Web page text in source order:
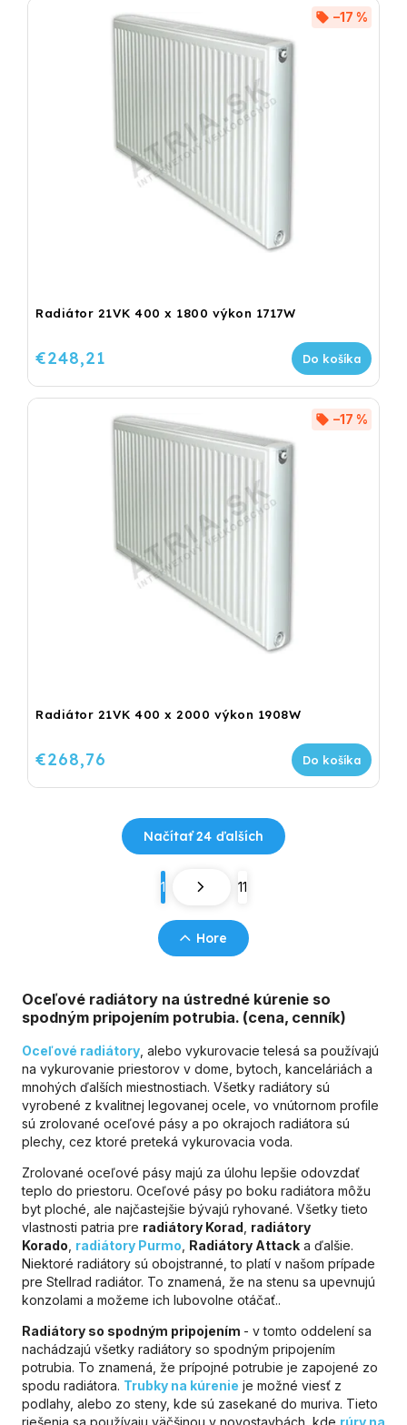
Radiátor 21VK 400 x 1800 výkon 1717W
–17 %
€248,21 Do košíka
Radiátor 21VK 400 x 2000 výkon 1908W
–17 %
€268,76 Do košíka
Načítať 24 ďalších
1 11
Hore
Oceľové radiátory na ústredné kúrenie so
spodným pripojením potrubia. (cena, cenník)
Oceľové radiátory , alebo vykurovacie telesá sa používajú
na vykurovanie priestorov v dome, bytoch, kanceláriách a
mnohých ďalších miestnostiach. Všetky radiátory sú
vyrobené z kvalitnej legovanej ocele, vo vnútornom profile
sú zrolované oceľové pásy a po okrajoch radiátora sú
plechy, cez ktoré preteká vykurovacia voda.
Zrolované oceľové pásy majú za úlohu lepšie odovzdať
teplo do priestoru. Oceľové pásy po boku radiátora môžu
byt ploché, ale najčastejšie bývajú ryhované. Všetky tieto
vlastnosti patria pre radiátory Korad radiátory
Korado radiátory Purmo Radiátory Attack a ďalšie.
Niektoré radiátory sú obojstranné, to platí v našom prípade
pre Stellrad radiátor. To znamená, že na stenu sa upevnujú
konzolami a možeme ich lubovolne otáčať..
Radiátory so spodným pripojením - v tomto oddelení sa
nachádzajú všetky radiátory so spodným pripojením
potrubia. To znamená, že prípojné potrubie je zapojené zo
spodu radiátora. Trubky na kúrenie je možné viesť z
podlahy, alebo zo steny, kde sú zasekané do muriva. Tieto
riešenia sa používaju väčšinou v novostavbách, kde rúry na